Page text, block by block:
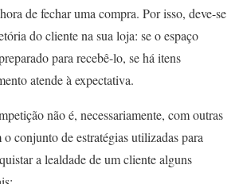
de fechar uma compra. Por isso, deve-se
do cliente na sua loja: se o espaço
para recebê-lo, se há itens
atende à expectativa.
não é, necessariamente, com outras
conjunto de estratégias utilizadas para
a lealdade de um cliente alguns